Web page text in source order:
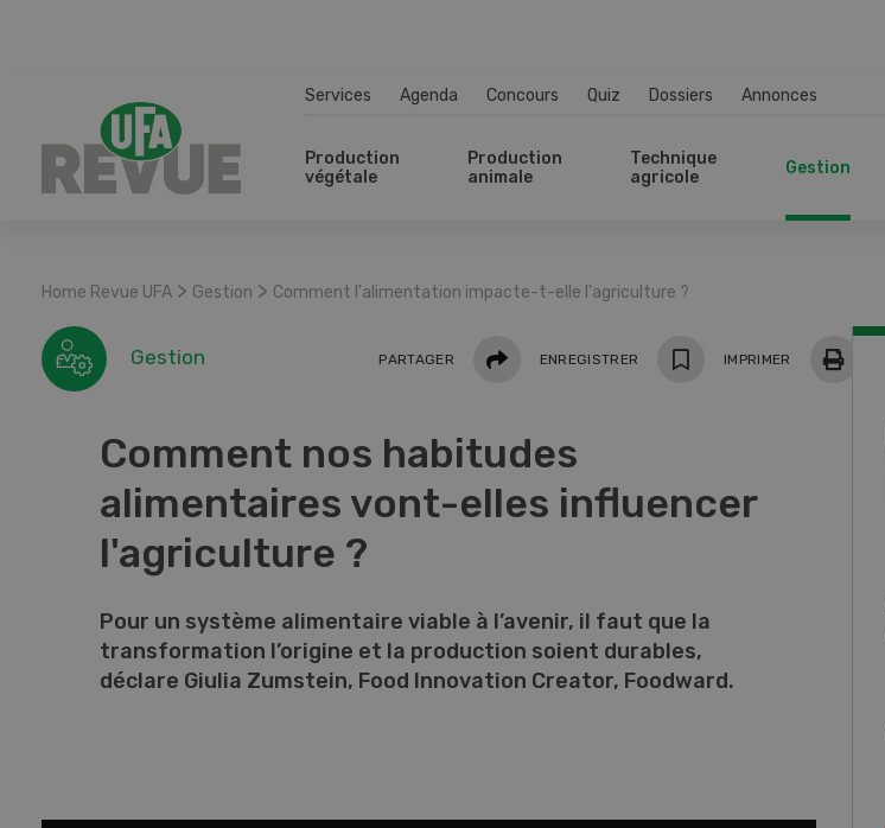
Services Agenda Concours Quiz Dossiers Annonces
Production
végétale
Production
animale
Technique
agricole
Gestion
Home Revue UFA > Gestion > Comment l'alimentation impacte-t-elle l'agriculture ?
Gestion PARTAGER PartagerENREGISTRER IMPRIMER
Comment nos habitudes
alimentaires vont-elles influencer
l'agriculture ?
Pour un système alimentaire viable à l’avenir, il faut que la
transformation l’origine et la production soient durables,
déclare Giulia Zumstein, Food Innovation Creator, Foodward.
Concours Know-how 07-
08/26